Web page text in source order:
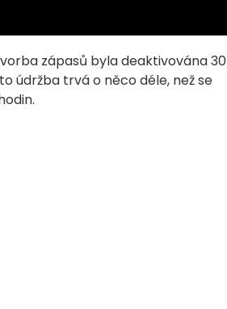
zápasů byla deaktivována 30
údržba trvá o něco déle, než se